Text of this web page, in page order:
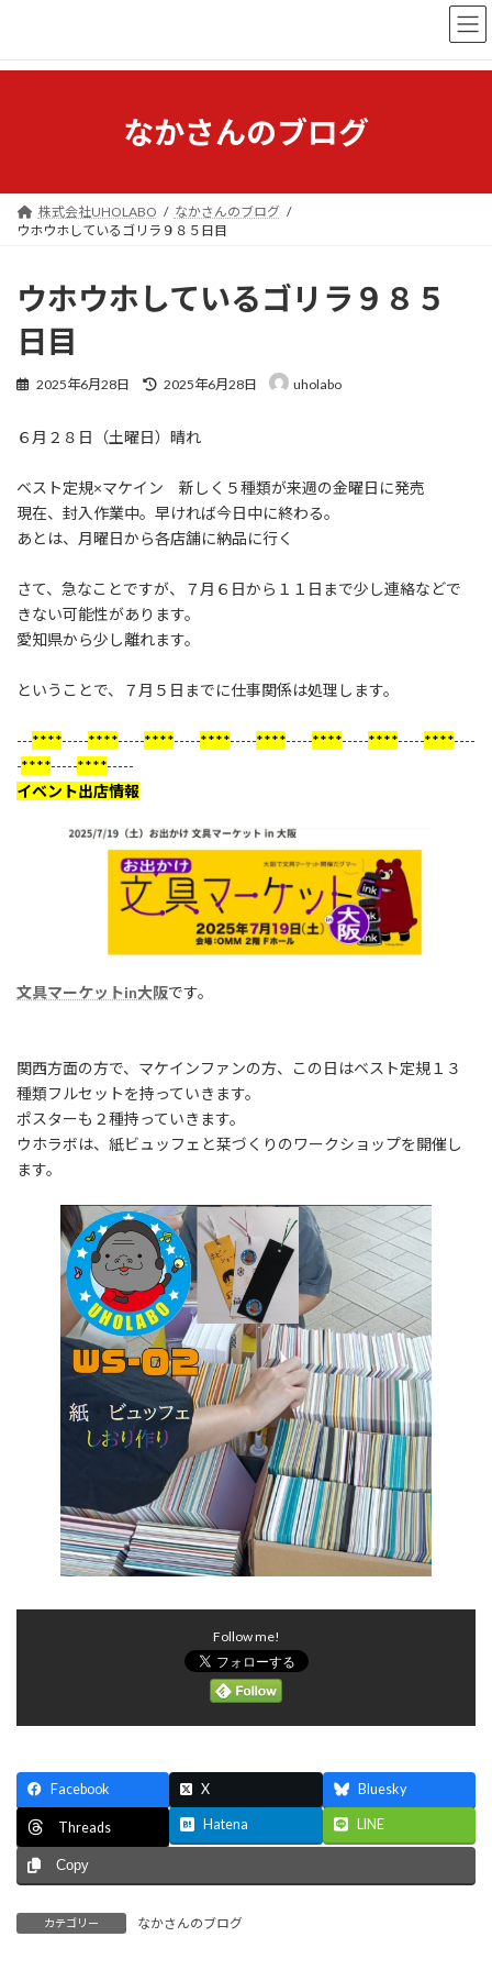
ン
ー
なかさんのブログ
株式会社UHOLABO
なかさんのブログ
ウホウホしているゴリラ９８５日目
ウホウホしているゴリラ９８５
日目
2025年6月28日
最
新
2025年6月28日 uholabo
６月２８日（土曜日）晴れ
ベスト定規×マケイン 新しく５種類が来週の金曜日に発売
現在、封入作業中。早ければ今日中に終わる。
あとは、月曜日から各店舗に納品に行く
さて、急なことですが、７月６日から１１日まで少し連絡などで
きない可能性があります。
愛知県から少し離れます。
ということで、７月５日までに仕事関係は処理します。
---****-----****-----****-----****-----****-----****-----****-----****----
-****-----****-----
イベント出店情報
文具マーケットin大阪です。
関西方面の方で、マケインファンの方、この日はベスト定規１３
種類フルセットを持っていきます。
ポスターも２種持っていきます。
ウホラボは、紙ビュッフェと栞づくりのワークショップを開催し
ます。
Follow me!
Facebook X Bluesky
Threads Hatena LINE
Copy
カテゴリー なかさんのブログ